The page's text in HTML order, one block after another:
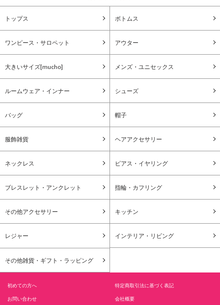
トップス ボトムス
ワンピース・サロペット アウター
大きいサイズ[mucho] メンズ・ユニセックス
ルームウェア・インナー シューズ
バッグ 帽子
服飾雑貨 ヘアアクセサリー
ネックレス ピアス・イヤリング
ブレスレット・アンクレット 指輪・カフリング
その他アクセサリー キッチン
レジャー インテリア・リビング
その他雑貨・ギフト・ラッピング
初めての方へ 特定商取引法に基づく表記
お問い合わせ 会社概要